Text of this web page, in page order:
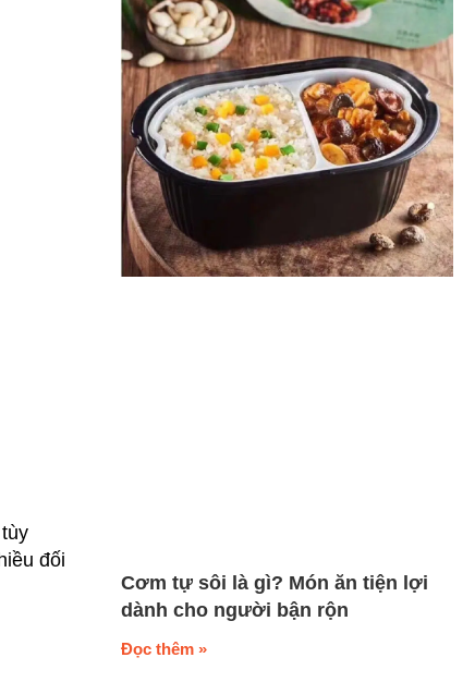
đối
Cơm tự sôi là gì? Món ăn tiện lợi
dành cho người bận rộn
Đọc thêm »